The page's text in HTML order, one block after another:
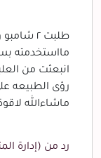
طلبت ٢
مااستخدمته بس
انبعثت من
رؤى الطبيعه
ماشاءالله
رد من (إدارة